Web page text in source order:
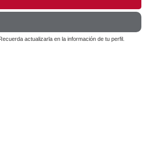
actualizarla en la información de tu perfil.